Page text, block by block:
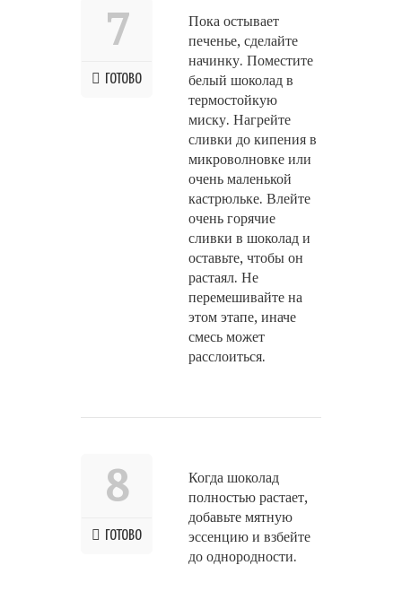
7
ГОТОВО
Пока остывает
печенье, сделайте
начинку. Поместите
белый шоколад в
термостойкую
миску. Нагрейте
сливки до кипения в
микроволновке или
очень маленькой
кастрюльке. Влейте
очень горячие
сливки в шоколад и
оставьте, чтобы он
растаял. Не
перемешивайте на
этом этапе, иначе
смесь может
расслоиться.
8
ГОТОВО
Когда шоколад
полностью растает,
добавьте мятную
эссенцию и взбейте
до однородности.